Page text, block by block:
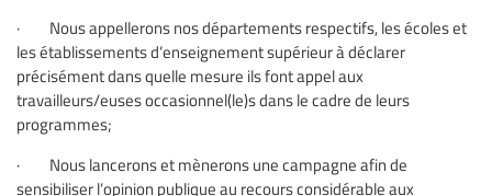
· Nous appellerons nos départements respectifs, les écoles et
les établissements d’enseignement supérieur à déclarer
précisément dans quelle mesure ils font appel aux
travailleurs/euses occasionnel(le)s dans le cadre de leurs
programmes;
· Nous lancerons et mènerons une campagne afin de
sensibiliser l’opinion publique au recours considérable aux